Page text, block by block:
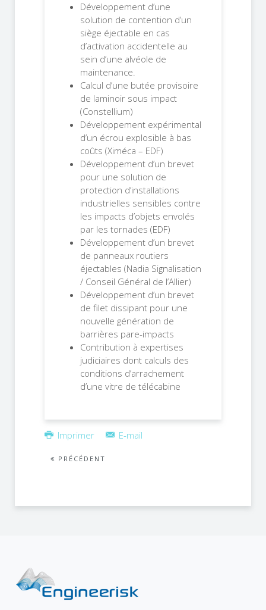
Développement d’une
solution de contention d’un
siège éjectable en cas
d’activation accidentelle au
sein d’une alvéole de
maintenance.
Calcul d’une butée provisoire
de laminoir sous impact
(Constellium)
Développement expérimental
d’un écrou explosible à bas
coûts (Ximéca – EDF)
Développement d’un brevet
pour une solution de
protection d’installations
industrielles sensibles contre
les impacts d’objets envolés
par les tornades (EDF)
Développement d’un brevet
de panneaux routiers
éjectables (Nadia Signalisation
/ Conseil Général de l’Allier)
Développement d’un brevet
de filet dissipant pour une
nouvelle génération de
barrières pare-impacts
Contribution à expertises
judiciaires dont calculs des
conditions d’arrachement
d’une vitre de télécabine
Imprimer E-mail
PRÉCÉDENT